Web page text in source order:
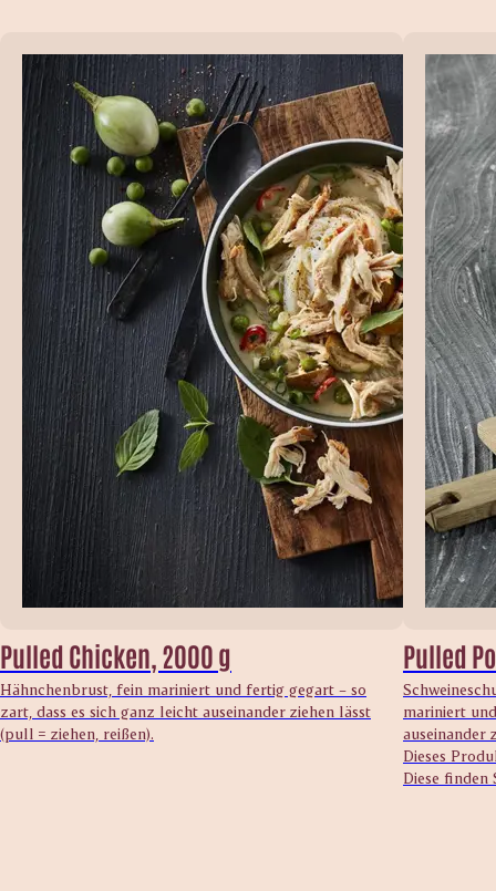
Pulled Chicken, 2000 g
Hähnchenbrust, fein mariniert und fertig gegart – so
zart, dass es sich ganz leicht auseinander ziehen lässt
(pull = ziehen, reißen).
Pulled
mariniert
auseinander
Dieses
Diese finden